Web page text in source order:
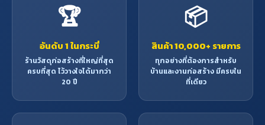
🏆
อันดับ 1 ในกระบี่
ร้านวัสดุก่อสร้างที่ใหญ่ที่สุด
ครบที่สุด ไว้วางใจได้มากว่า
20 ปี
📦
สินค้า 10,000+ รายการ
ทุกอย่างที่ต้องการสำหรับ
บ้านและงานก่อสร้าง มีครบใน
ที่เดียว